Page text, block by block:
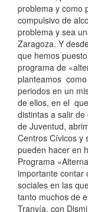
problema y como
compulsivo de
problema y sea
Zaragoza. Y
que hemos
programa de
planteamos
periodos en un
de ellos, en el
distintas a salir
de Juventud,
Centros Cívicos y
pueden hacer en
Programa
importante contar
sociales en las
tanto muchos de
Tranvía, con